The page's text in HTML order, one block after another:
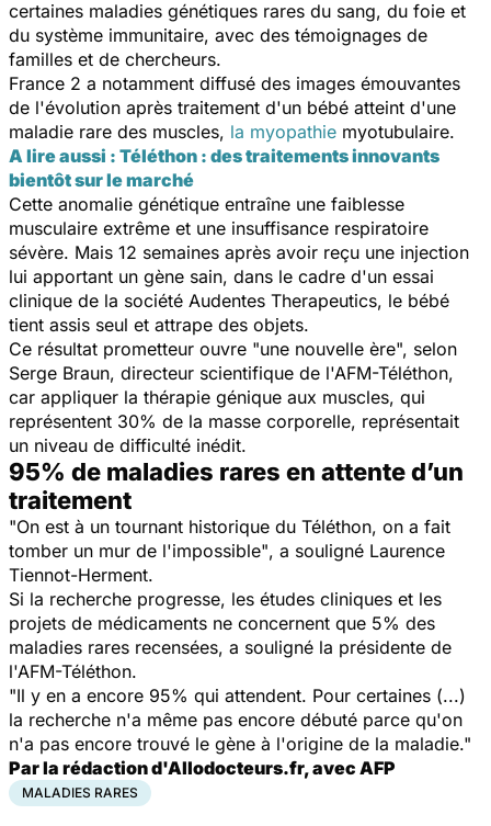
certaines maladies génétiques rares du sang, du foie et
du système immunitaire, avec des témoignages de
familles et de chercheurs.
France 2 a notamment diffusé des images émouvantes
de l'évolution après traitement d'un bébé atteint d'une
maladie rare des muscles, la myopathie myotubulaire.
A lire aussi : Téléthon : des traitements innovants
bientôt sur le marché
Cette anomalie génétique entraîne une faiblesse
musculaire extrême et une insuffisance respiratoire
sévère. Mais 12 semaines après avoir reçu une injection
lui apportant un gène sain, dans le cadre d'un essai
clinique de la société Audentes Therapeutics, le bébé
tient assis seul et attrape des objets.
Ce résultat prometteur ouvre "une nouvelle ère", selon
Serge Braun, directeur scientifique de l'AFM-Téléthon,
car appliquer la thérapie génique aux muscles, qui
représentent 30% de la masse corporelle, représentait
un niveau de difficulté inédit.
95% de maladies rares en attente d’un
traitement
"On est à un tournant historique du Téléthon, on a fait
tomber un mur de l'impossible", a souligné Laurence
Tiennot-Herment.
Si la recherche progresse, les études cliniques et les
projets de médicaments ne concernent que 5% des
maladies rares recensées, a souligné la présidente de
l'AFM-Téléthon.
"Il y en a encore 95% qui attendent. Pour certaines (...)
la recherche n'a même pas encore débuté parce qu'on
n'a pas encore trouvé le gène à l'origine de la maladie."
Par la rédaction d'Allodocteurs.fr, avec AFP
MALADIES RARES